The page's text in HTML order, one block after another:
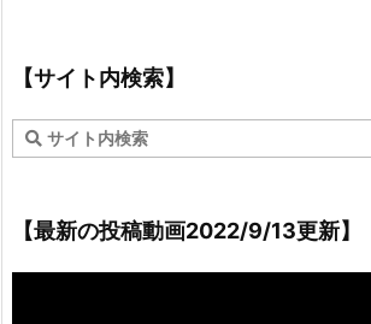
【サイト内検索】
【最新の投稿動画2022/9/13更新】